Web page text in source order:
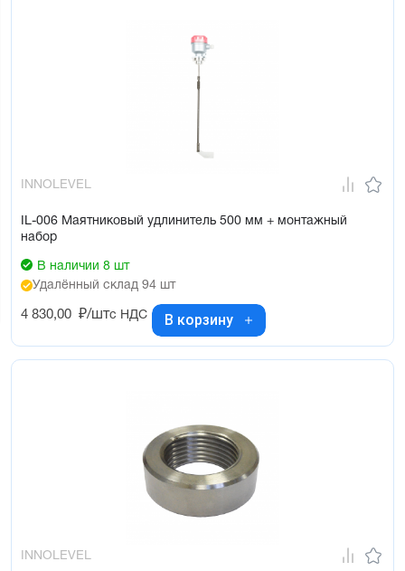
INNOLEVEL
IL-006 Маятниковый удлинитель 500 мм + монтажный
набор
В наличии 8 шт
Удалённый склад 94 шт
4 830,00 ₽/штс НДС В корзину
INNOLEVEL